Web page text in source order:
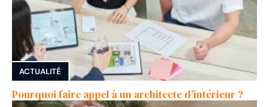
ACTUALITÉ
Pourquoi faire appel à un architecte d’intérieur ?